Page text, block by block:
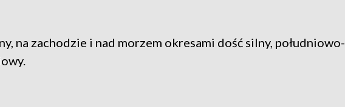
na zachodzie i nad morzem okresami dość silny, południowo-